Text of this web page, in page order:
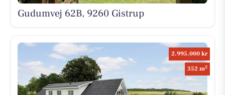
Gudumvej 62B, 9260 Gistrup
2.995.000 kr
352 m2